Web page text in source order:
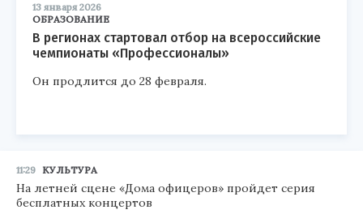
13 января 2026
ОБРАЗОВАНИЕ
В регионах стартовал отбор на всероссийские
чемпионаты «Профессионалы»
Он продлится до 28 февраля.
11:29 КУЛЬТУРА
На летней сцене «Дома офицеров» пройдет серия
бесплатных концертов